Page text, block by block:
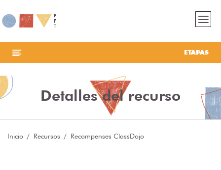
ETAPAS
Detalles del recurso
Inicio Recursos Recompenses ClassDojo